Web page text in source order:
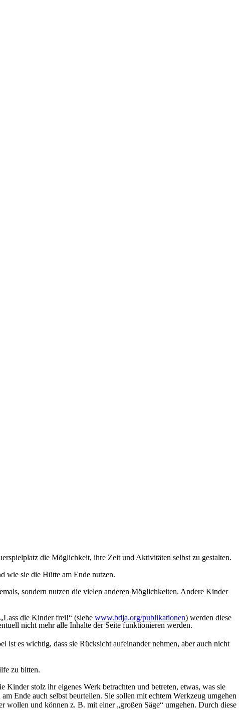
die Möglichkeit, ihre Zeit und Aktivitäten selbst zu gestalten.
wie sie die Hütte am Ende nutzen.
sondern nutzen die vielen anderen Möglichkeiten. Andere Kinder
die Kinder frei!“ (siehe www.bdja.org/publikationen) werden diese
ist es wichtig, dass sie Rücksicht aufeinander nehmen, aber auch nicht
zu bitten.
Kinder stolz ihr eigenes Werk betrachten und betreten, etwas, was sie
Ende auch selbst beurteilen. Sie sollen mit echtem Werkzeug umgehen
und können z. B. mit einer „großen Säge“ umgehen. Durch diese
nicht mehr alle Inhalte der Seite funktionieren werden.